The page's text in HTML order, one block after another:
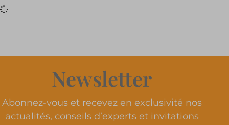
Newsletter
Abonnez-vous et recevez en exclusivité nos
actualités, conseils d’experts et invitations